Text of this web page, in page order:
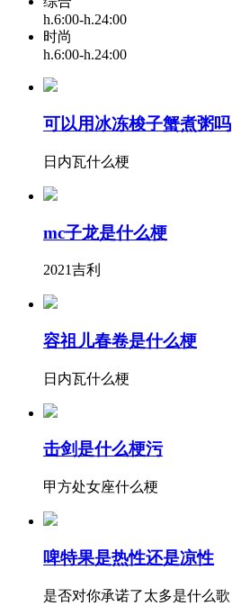
h.6:00-h.24:00
时尚
h.6:00-h.24:00
可以用冰冻梭子蟹煮粥吗
日内瓦什么梗
mc子龙是什么梗
2021吉利
容祖儿春卷是什么梗
日内瓦什么梗
击剑是什么梗污
甲方处女座什么梗
啤特果是热性还是凉性
是否对你承诺了太多是什么歌